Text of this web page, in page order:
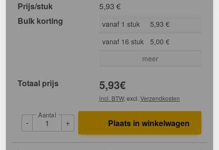
Prijs/stuk 5,93 €
Bulk korting
vanaf 1 stuk
5,93 €
vanaf 16 stuk
5,00 €
meer
Totaal prijs 5,93€
incl. BTW, excl. Verzendkosten
-
Aantal
+ Plaats in winkelwagen